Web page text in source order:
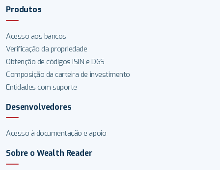
Produtos
Acesso aos bancos
Verificação da propriedade
Obtenção de códigos ISIN e DGS
Composição da carteira de investimento
Entidades com suporte
Desenvolvedores
Acesso à documentação e apoio
Sobre o Wealth Reader